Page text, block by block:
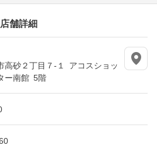
舗詳細
高砂２丁目７-１ アコスショッ
ー南館 5階